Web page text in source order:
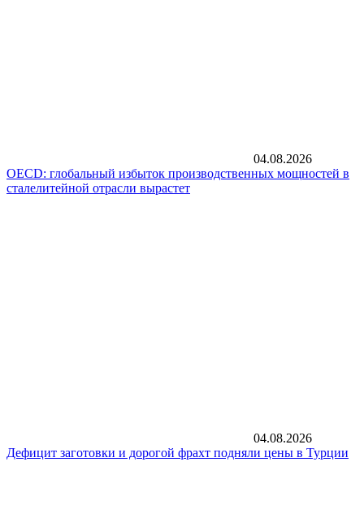
04.08.2026
OECD: глобальный избыток производственных мощностей в
сталелитейной отрасли вырастет
04.08.2026
Дефицит заготовки и дорогой фрахт подняли цены в Турции